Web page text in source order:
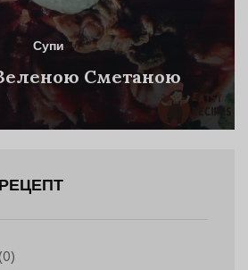
Супи
Сметаною